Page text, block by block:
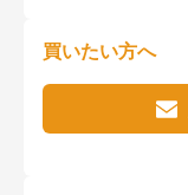
買いたい方へ